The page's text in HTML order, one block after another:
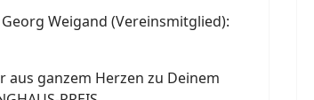
Weigand (Vereinsmitglied):
aus ganzem Herzen zu Deinem